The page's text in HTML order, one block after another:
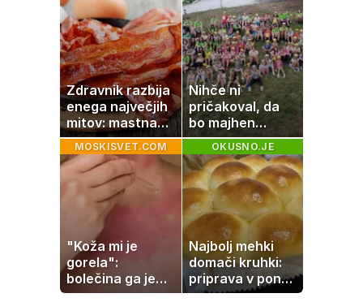
tako jih rešite
Zdravnik razbija
enega največjih
mitov: mastna
jetra ne
nastanejo zaradi
slanine, temveč
zaradi živila, ki
ga imamo vsi
Nihče ni
pričakoval, da
bo majhen
projekt postal
ena najlepših
zgodb Zasavja
MOSKISVET.COM
"Koža mi je
gorela":
bolečina ga je
priklenila na
OKUSNO.JE
Najbolj mehki
domači kruhki:
priprava v ponvi
je trik za popoln